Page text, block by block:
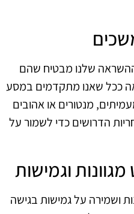
ההשראה שלנו מבטיח שהם
ככל שאנו מתקדמים במסע
מנטורים או אהובים
הדרושים כדי לשמור על
וגמישות
ושמירה על גמישות בגישה